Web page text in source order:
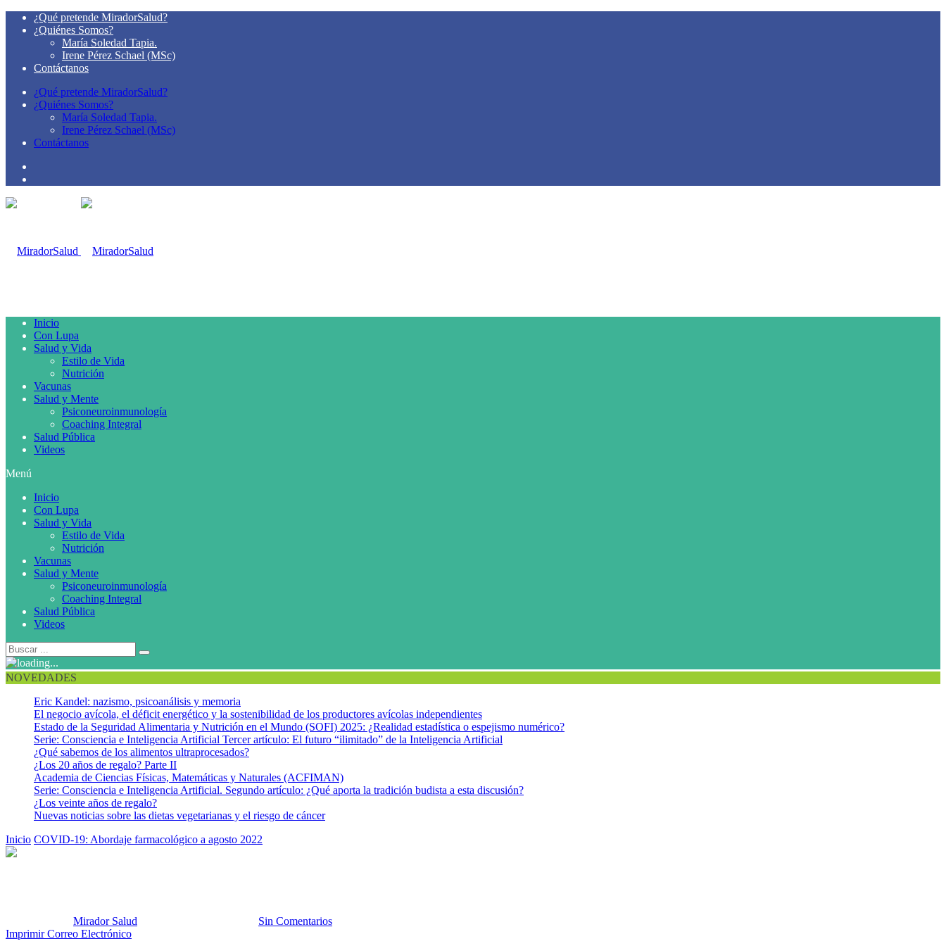
¿Qué pretende MiradorSalud?
¿Quiénes Somos?
María Soledad Tapia.
Irene Pérez Schael (MSc)
Contáctanos
¿Qué pretende MiradorSalud?
¿Quiénes Somos?
María Soledad Tapia.
Irene Pérez Schael (MSc)
Contáctanos
Inicio
Con Lupa
Salud y Vida
Estilo de Vida
Nutrición
Vacunas
Salud y Mente
Psiconeuroinmunología
Coaching Integral
Salud Pública
Videos
Menú
Inicio
Con Lupa
Salud y Vida
Estilo de Vida
Nutrición
Vacunas
Salud y Mente
Psiconeuroinmunología
Coaching Integral
Salud Pública
Videos
NOVEDADES
Eric Kandel: nazismo, psicoanálisis y memoria
El negocio avícola, el déficit energético y la sostenibilidad de los productores avícolas independientes
Estado de la Seguridad Alimentaria y Nutrición en el Mundo (SOFI) 2025: ¿Realidad estadística o espejismo numérico?
Serie: Consciencia e Inteligencia Artificial Tercer artículo: El futuro “ilimitado” de la Inteligencia Artificial
¿Qué sabemos de los alimentos ultraprocesados?
¿Los 20 años de regalo? Parte II
Academia de Ciencias Físicas, Matemáticas y Naturales (ACFIMAN)
Serie: Consciencia e Inteligencia Artificial. Segundo artículo: ¿Qué aporta la tradición budista a esta discusión?
¿Los veinte años de regalo?
Nuevas noticias sobre las dietas vegetarianas y el riesgo de cáncer
Inicio COVID-19: Abordaje farmacológico a agosto 2022
Mirador Salud
Sin Comentarios
Imprimir Correo Electrónico